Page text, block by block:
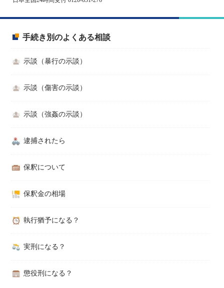
手続き別のよくある相談
示談（暴行の示談）
示談（傷害の示談）
示談（強姦の示談）
逮捕されたら
保釈について
保釈金の相場
執行猶予になる？
実刑になる？
懲役刑になる？